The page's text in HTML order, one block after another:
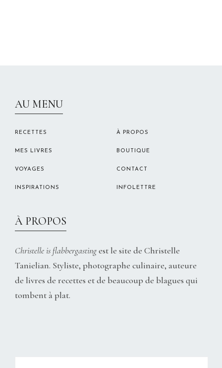
AU MENU
RECETTES
MES LIVRES
VOYAGES
INSPIRATIONS
À PROPOS
BOUTIQUE
CONTACT
INFOLETTRE
À PROPOS
Christelle is flabbergastingest le site de Christelle
Tanielian. Styliste, photographe culinaire, auteure
de livres de recettes et de beaucoup de blagues qui
tombent à plat.